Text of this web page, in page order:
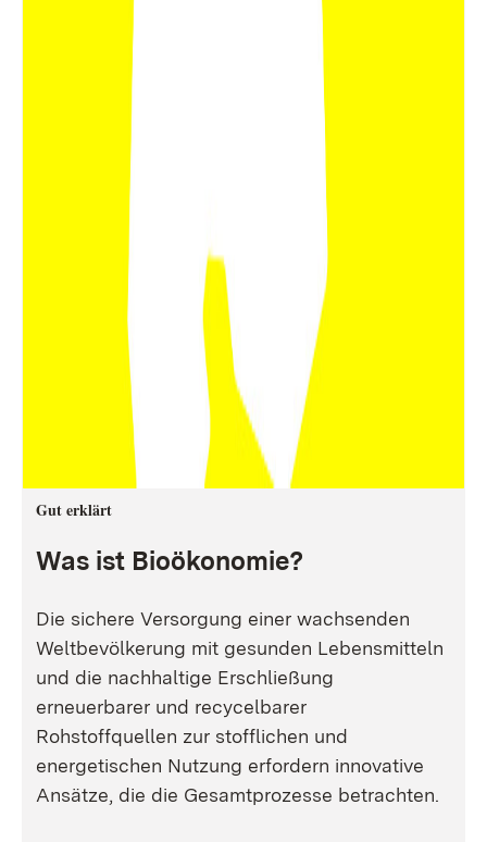
Gut erklärt
Was ist Bioökonomie?
Die sichere Versorgung einer wachsenden
Weltbevölkerung mit gesunden Lebensmitteln
und die nachhaltige Erschließung
erneuerbarer und recycelbarer
Rohstoffquellen zur stofflichen und
energetischen Nutzung erfordern innovative
Ansätze, die die Gesamtprozesse betrachten.